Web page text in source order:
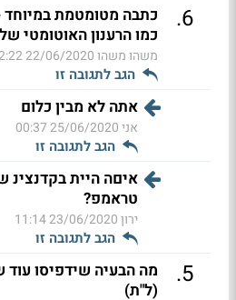
6
.
כתבה מטומטמת במיוחד
כמו הרענון האוטומטי
משהו משהו22/06/2020 22:22
הגב לתגובה זו
אתה לא מבין כלום
אני25/06/2020 00:37
הגב לתגובה זו
איםה היית בקדנצינ
טראמפ?
ירון23/06/2020 11:14
הגב לתגובה זו
5
.
מה הבעיה שידפיסו עוד
(ל"ת)